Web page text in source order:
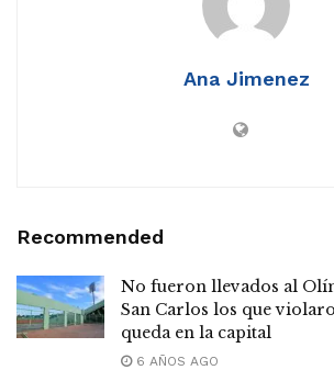
Ana Jimenez
Recommended
No fueron llevados al
San Carlos los que
queda en la capital
6 AÑOS AGO